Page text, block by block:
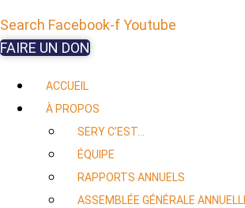
Search Facebook-fYoutube
FAIRE UN DON
ACCUEIL
À PROPOS
SERY C’EST…
ÉQUIPE
RAPPORTS ANNUELS
ASSEMBLÉE GÉNÉRALE